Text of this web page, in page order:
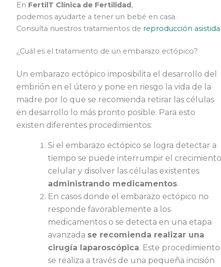
En FertilT Clínica de Fertilidad ,
podemos ayudarte a tener un bebé en casa.
Consulta nuestros tratamientos de reproducción asistida
¿Cuál es el tratamiento de un embarazo ectópico?
Un embarazo ectópico imposibilita el desarrollo del
embrión en el útero y pone en riesgo la vida de la
madre por lo que se recomienda retirar las células
en desarrollo lo más pronto posible. Para esto
existen diferentes procedimientos:
Si el embarazo ectópico se logra detectar a
tiempo se puede interrumpir el crecimiento
celular y disolver las células existentes
administrando medicamentos.
En casos donde el embarazo ectópico no
responde favorablemente a los
medicamentos o se detecta en una etapa
avanzada se recomienda realizar una
cirugía laparoscópica. Este procedimiento
se realiza a través de una pequeña incisión